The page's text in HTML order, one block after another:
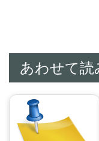
あわせて読